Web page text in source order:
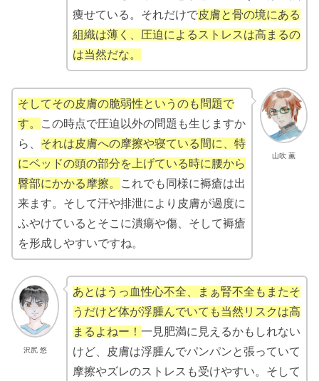
痩せている。それだけで皮膚と骨の境にある
組織は薄く、圧迫によるストレスは高まるの
は当然だな。
山吹 薫
そしてその皮膚の脆弱性というのも問題で
す。
この時点で圧迫以外の問題も生じますか
ら、 それは皮膚への摩擦や寝ている間に、特
にベッドの頭の部分を上げている時に腰から
臀部にかかる摩擦。
これでも同様に褥瘡は出
来ます。そして汗や排泄により皮膚が過度に
ふやけているとそこに潰瘍や傷、そして褥瘡
を形成しやすいですね。
沢尻 悠
あとはうっ血性心不全、まぁ腎不全もまたそ
うだけど体が浮腫んでいても当然リスクは高
まるよねー！ 一見肥満に見えるかもしれない
けど、皮膚は浮腫んでパンパンと張っていて
摩擦やズレのストレスも受けやすい。そして